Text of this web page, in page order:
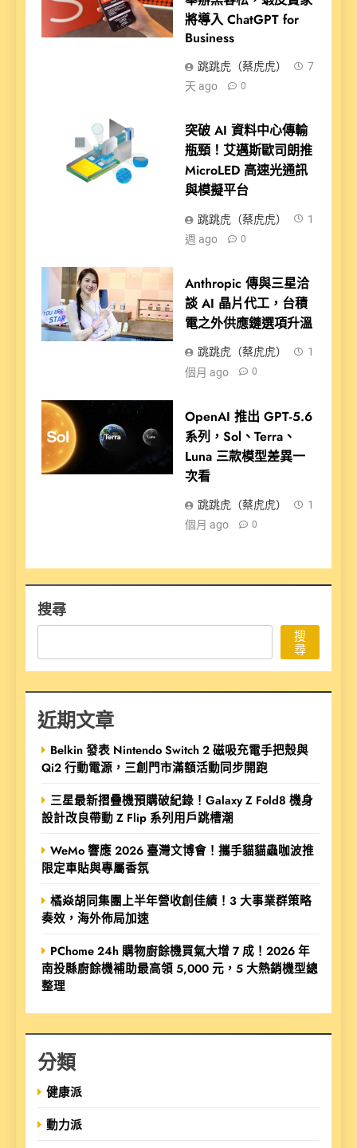
將導入 ChatGPT for
Business
跳跳虎（蔡虎虎）
7
天 ago
0
突破 AI 資料中心傳輸
瓶頸！艾邁斯歐司朗推
MicroLED 高速光通訊
與模擬平台
跳跳虎（蔡虎虎）
1
週 ago
0
Anthropic 傳與三星洽
談 AI 晶片代工，台積
電之外供應鏈選項升溫
跳跳虎（蔡虎虎）
1
個月 ago
0
OpenAI 推出 GPT-5.6
系列，Sol、Terra、
Luna 三款模型差異一
次看
跳跳虎（蔡虎虎）
1
個月 ago
0
搜尋
搜
尋
近期文章
Belkin 發表 Nintendo Switch 2 磁吸充電手把殼與
Qi2 行動電源，三創門市滿額活動同步開跑
三星最新摺疊機預購破紀錄！Galaxy Z Fold8 機身
設計改良帶動 Z Flip 系列用戶跳槽潮
WeMo 響應 2026 臺灣文博會！攜手貓貓蟲咖波推
限定車貼與專屬香氛
橘焱胡同集團上半年營收創佳績！3 大事業群策略
奏效，海外佈局加速
PChome 24h 購物廚餘機買氣大增 7 成！2026 年
南投縣廚餘機補助最高領 5,000 元，5 大熱銷機型總
整理
分類
健康派
動力派